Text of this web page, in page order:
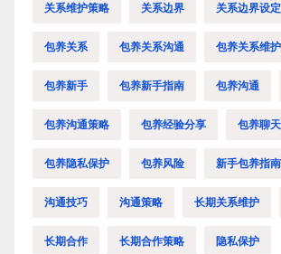
关系维护策略 关系边界 关系边界设定
包养关系 包养关系沟通 包养关系维护
包养新手 包养新手指南 包养沟通
包养沟通策略 包养经验分享 包养聊
包养隐私保护 包养风险 新手包养指南
沟通技巧 沟通策略 长期关系维护
长期合作 长期合作策略 隐私保护